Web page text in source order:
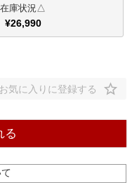
△
¥26,990
お気に入りに登録する
る